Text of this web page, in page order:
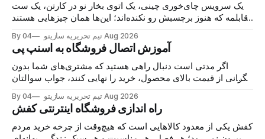
یک سرویس چای‌خوری چینی، یک اتوی بخار نو در کارتن، یک ست
قابلمه که هنوز برچسبش رو نکنده‌اند؛ این‌ها همان چیزهایی هستند
می‌شوند و خریدار پیدا می‌کنند. اما نکته اصلی این نیست
By تیم تحریریه سازیتو 04 Aug 2026
آموزش اتصال فروشگاه به اسنپ پی
اگر مدتی است دنبال راهی هستید که مشتری‌های شما بدون
نگرانی از قیمت بالای محصول، خرید را نهایی کنند، جواب سوالتان
کالا را می‌خرد، هزینه را در چند قسط پرداخت می‌کند و شما همان
لحظه پول
By تیم تحریریه سازیتو 04 Aug 2026
راه اندازی فروشگاه اینترنتی کفش
کفش یکی از معدود کالاهایی است که هیچ‌وقت از چرخه خرید مردم